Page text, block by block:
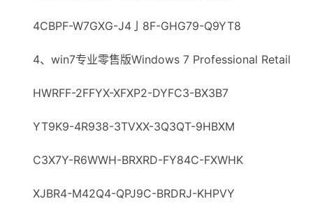
4CBPF-W7GXG-J4亅8F-GHG79-Q9YT8
4、win7专业零售版Windows 7 Professional Retail
HWRFF-2FFYX-XFXP2-DYFC3-BX3B7
YT9K9-4R938-3TVXX-3Q3QT-9HBXM
C3X7Y-R6WWH-BRXRD-FY84C-FXWHK
XJBR4-M42Q4-QPJ9C-BRDRJ-KHPVY